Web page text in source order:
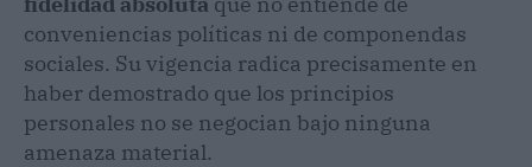
conveniencias políticas ni de componendas
sociales. Su vigencia radica precisamente en
haber demostrado que los principios
personales no se negocian bajo ninguna
amenaza material.